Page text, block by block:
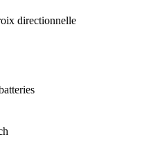
directionnelle